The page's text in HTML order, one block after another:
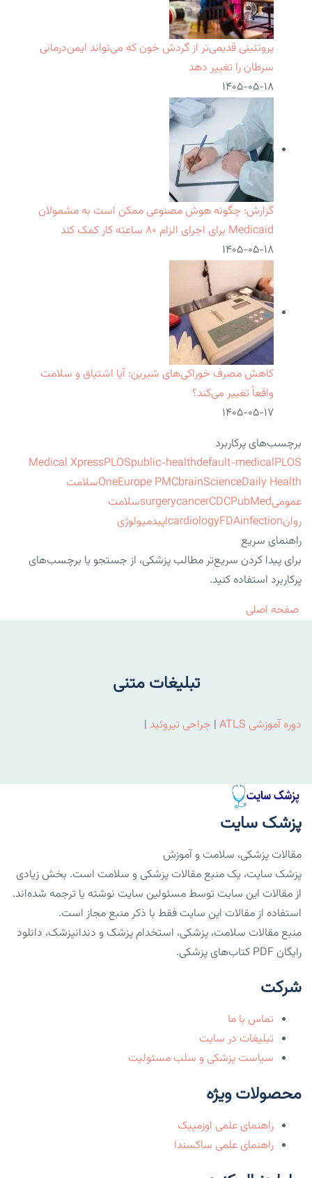
پروتئینی قدیمی‌تر از گردش خون که می‌تواند ایمن‌درمانی
سرطان را تغییر دهد
۱۴۰۵-۰۵-۱۸
گزارش: چگونه هوش مصنوعی ممکن است به مشمولان
Medicaid برای اجرای الزام ۸۰ ساعته کار کمک کند
۱۴۰۵-۰۵-۱۸
کاهش مصرف خوراکی‌های شیرین: آیا اشتیاق و سلامت
واقعاً تغییر می‌کند؟
۱۴۰۵-۰۵-۱۷
برچسب‌های پرکاربرد
Medical XpressPLOSpublic-healthdefault-medicalPLOS
OneEurope PMCbrainScienceDaily Health
سلامت
عمومی
surgerycancerCDCPubMed
سلامت
روان
cardiologyFDAinfection
اپیدمیولوژی
راهنمای سریع
برای پیدا کردن سریع‌تر مطالب پزشکی، از جستجو یا برچسب‌های
پرکاربرد استفاده کنید.
صفحه اصلی
تبلیغات متنی
دوره آموزشی ATLS | جراحی تیروئید |
پزشک سایت
مقالات پزشکی، سلامت و آموزش
پزشک سایت، یک منبع مقالات پزشکی و سلامت است. بخش زیادی
از مقالات این سایت توسط مسئولین سایت نوشته یا ترجمه شده‌اند.
استفاده از مقالات این سایت فقط با ذکر منبع مجاز است.
منبع مقالات سلامت، پزشکی، استخدام پزشک و دندانپزشک، دانلود
رایگان PDF کتاب‌های پزشکی.
شرکت
تماس با ما
تبلیغات در سایت
سیاست پزشکی و سلب مسئولیت
محصولات ویژه
راهنمای علمی اوزمپیک
راهنمای علمی ساکسندا